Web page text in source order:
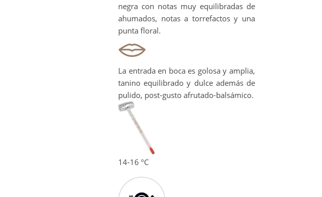
negra con notas muy equilibradas de
ahumados, notas a torrefactos y una
punta floral.
La entrada en boca es golosa y amplia,
tanino equilibrado y dulce además de
pulido, post-gusto afrutado-balsámico.
14-16 ºC